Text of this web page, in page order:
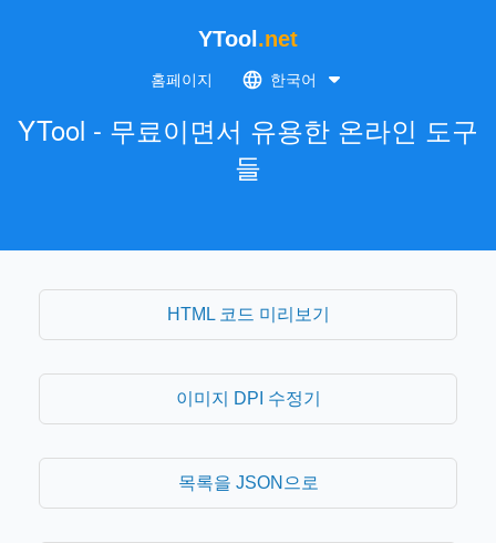
YTool .net
홈페이지 한국어
YTool - 무료이면서 유용한 온라인 도구
들
HTML 코드 미리보기
이미지 DPI 수정기
목록을 JSON으로